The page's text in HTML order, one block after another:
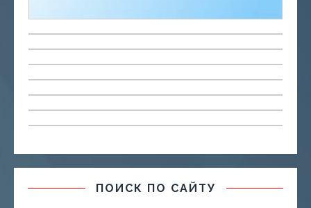
ПОИСК ПО САЙТУ